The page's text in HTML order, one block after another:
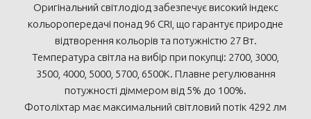
Оригінальний світлодіод забезпечує високий індекс
кольоропередачі понад 96 CRI, що гарантує природне
відтворення кольорів та потужністю 27 Вт.
Температура світла на вибір при покупці: 2700, 3000,
3500, 4000, 5000, 5700, 6500К. Плавне регулювання
потужності діммером від 5% до 100%.
Фотоліхтар має максимальний світловий потік 4292 лм